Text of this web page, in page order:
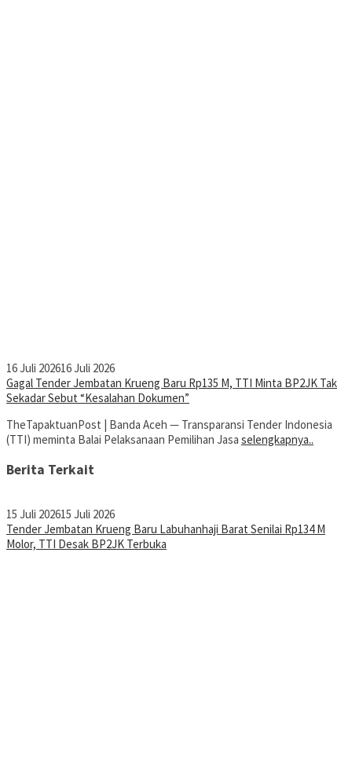
16 Juli 202616 Juli 2026
Gagal Tender Jembatan Krueng Baru Rp135 M, TTI Minta BP2JK Tak
Sekadar Sebut “Kesalahan Dokumen”
TheTapaktuanPost | Banda Aceh — Transparansi Tender Indonesia
(TTI) meminta Balai Pelaksanaan Pemilihan Jasa selengkapnya..
Berita Terkait
15 Juli 202615 Juli 2026
Tender Jembatan Krueng Baru Labuhanhaji Barat Senilai Rp134 M
Molor, TTI Desak BP2JK Terbuka